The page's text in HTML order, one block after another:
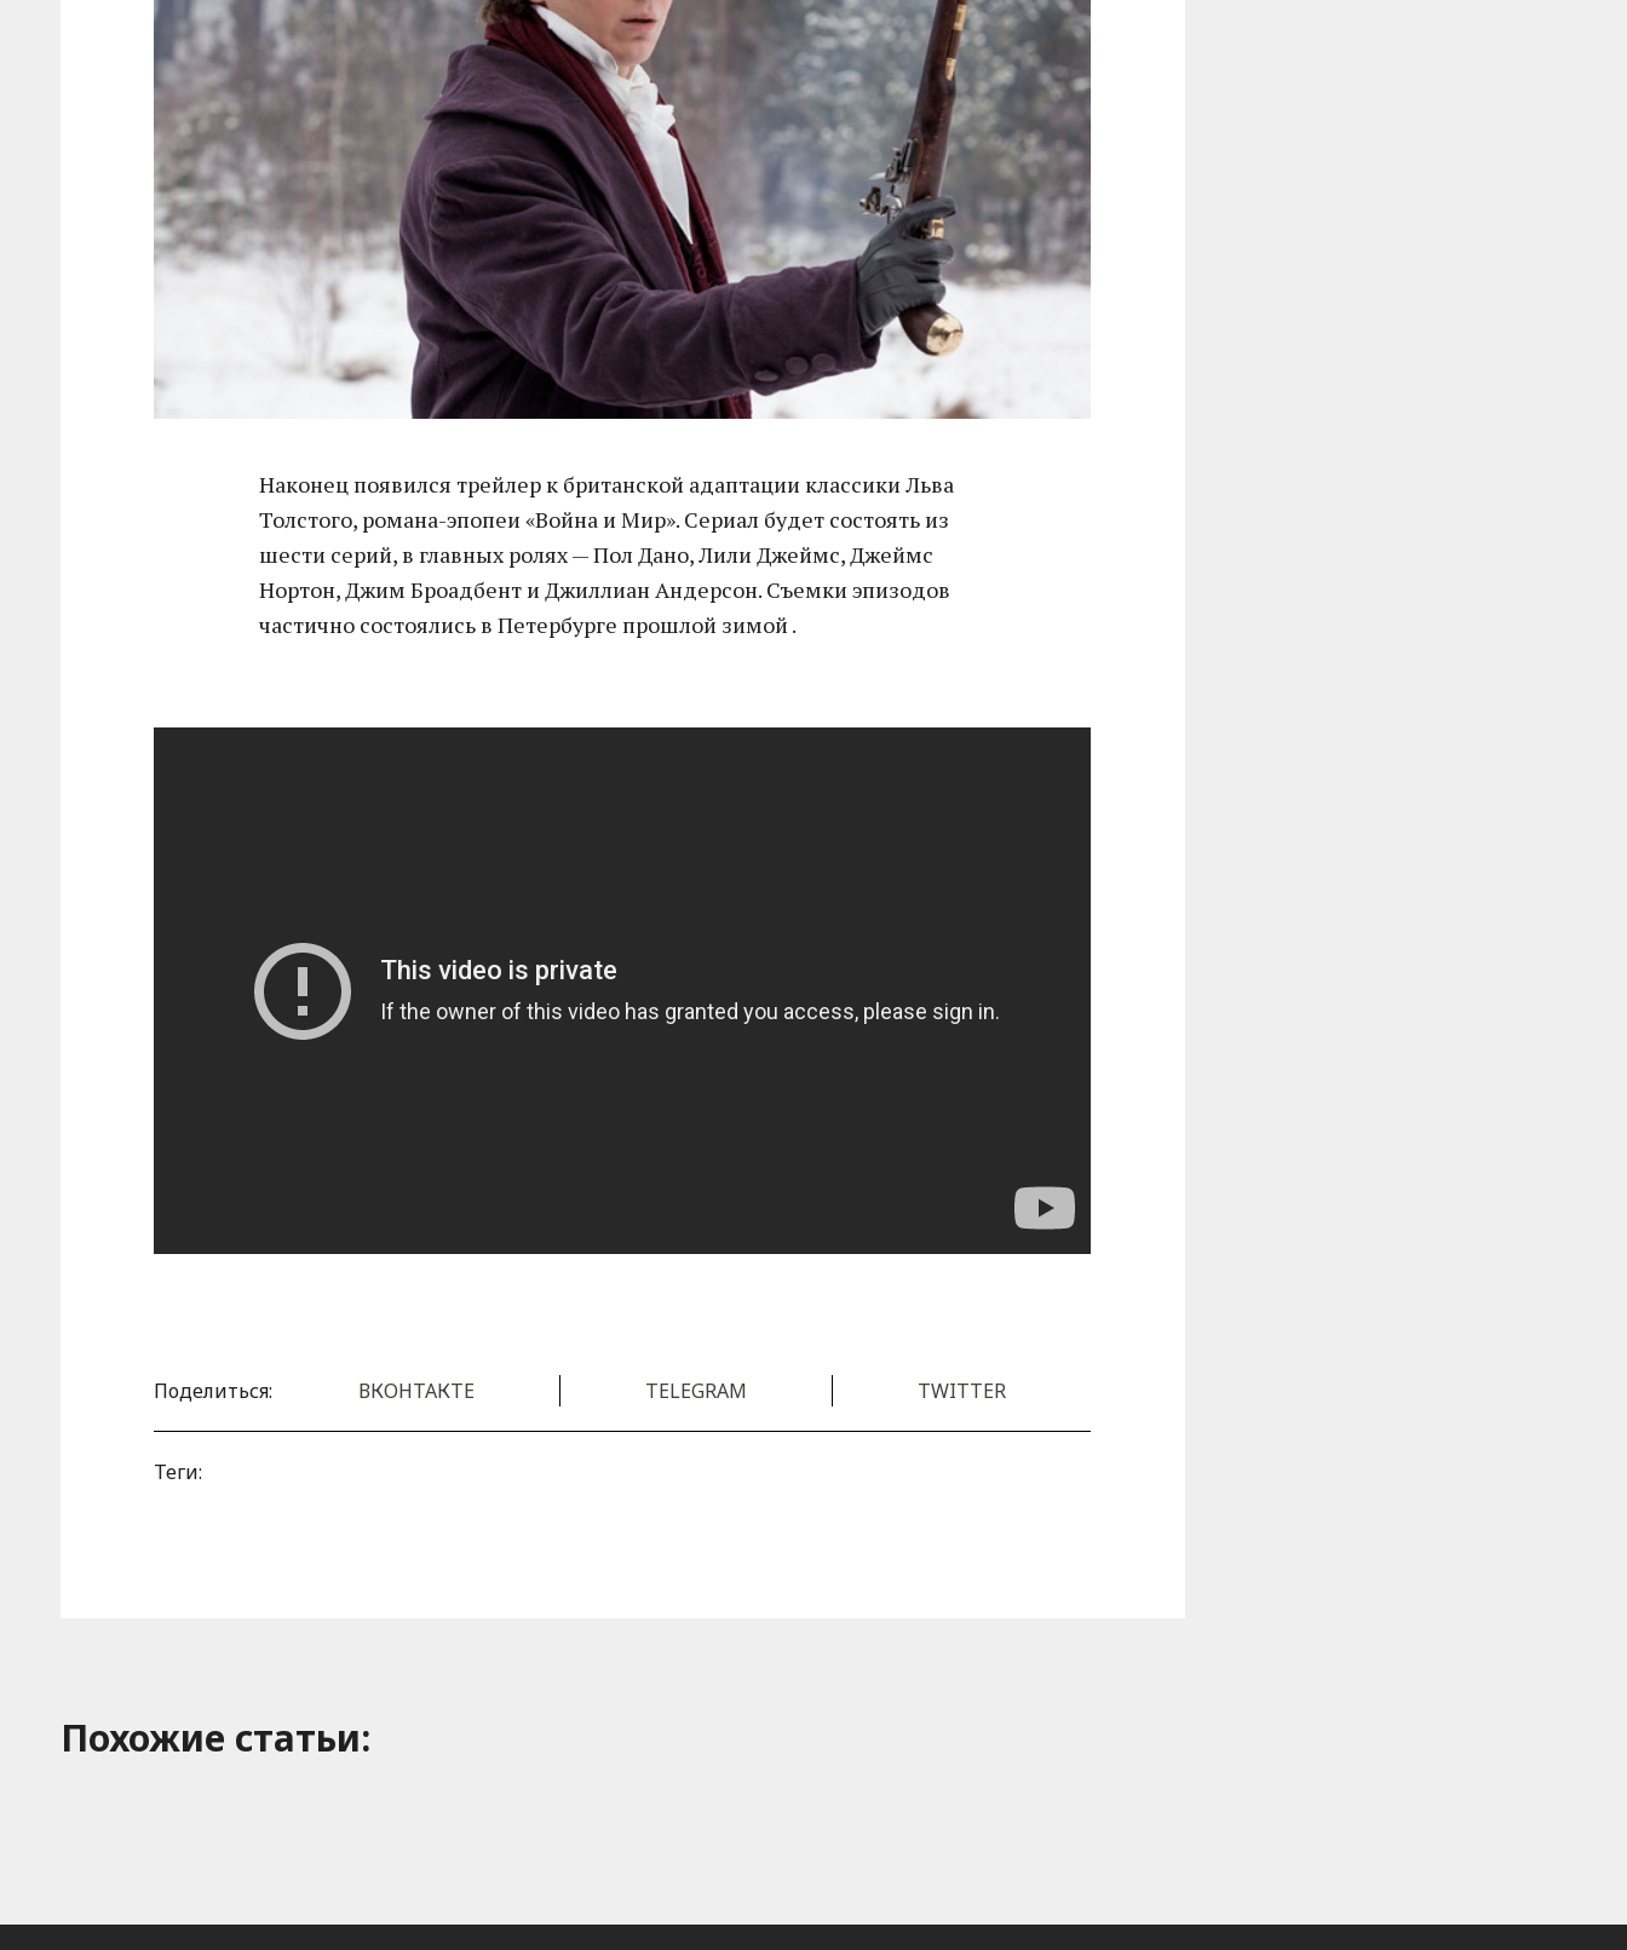
Наконец появился трейлер к британской адаптации классики Льва
Толстого, романа-эпопеи «Война и Мир». Сериал будет состоять из
шести серий, в главных ролях — Пол Дано, Лили Джеймс, Джеймс
Нортон, Джим Броадбент и Джиллиан Андерсон. Съемки эпизодов
частично состоялись в Петербурге прошлой зимой .
Поделиться: ВКОНТАКТЕ TELEGRAM TWITTER
Теги:
Похожие cтатьи: